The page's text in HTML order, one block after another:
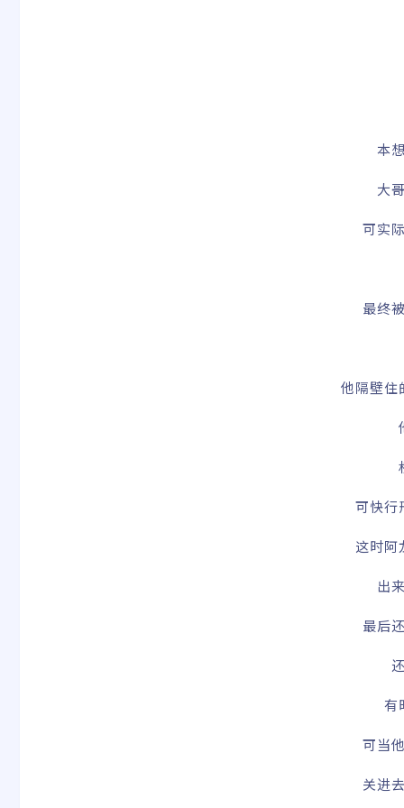
本
大
可实
最终
他隔壁住
可快行
这时阿
出
最后
有
可当
关进